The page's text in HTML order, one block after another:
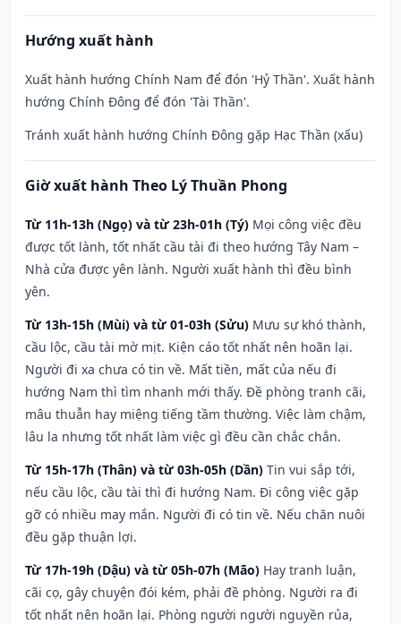
Hướng xuất hành
Xuất hành hướng Chính Nam để đón 'Hỷ Thần'. Xuất hành
hướng Chính Đông để đón 'Tài Thần'.
Tránh xuất hành hướng Chính Đông gặp Hạc Thần (xấu)
Giờ xuất hành Theo Lý Thuần Phong
Từ 11h-13h (Ngọ) và từ 23h-01h (Tý) Mọi công việc đều
được tốt lành, tốt nhất cầu tài đi theo hướng Tây Nam –
Nhà cửa được yên lành. Người xuất hành thì đều bình
yên.
Từ 13h-15h (Mùi) và từ 01-03h (Sửu) Mưu sự khó thành,
cầu lộc, cầu tài mờ mịt. Kiện cáo tốt nhất nên hoãn lại.
Người đi xa chưa có tin về. Mất tiền, mất của nếu đi
hướng Nam thì tìm nhanh mới thấy. Đề phòng tranh cãi,
mâu thuẫn hay miệng tiếng tầm thường. Việc làm chậm,
lâu la nhưng tốt nhất làm việc gì đều cần chắc chắn.
Từ 15h-17h (Thân) và từ 03h-05h (Dần) Tin vui sắp tới,
nếu cầu lộc, cầu tài thì đi hướng Nam. Đi công việc gặp
gỡ có nhiều may mắn. Người đi có tin về. Nếu chăn nuôi
đều gặp thuận lợi.
Từ 17h-19h (Dậu) và từ 05h-07h (Mão) Hay tranh luận,
cãi cọ, gây chuyện đói kém, phải đề phòng. Người ra đi
tốt nhất nên hoãn lại. Phòng người người nguyền rủa,